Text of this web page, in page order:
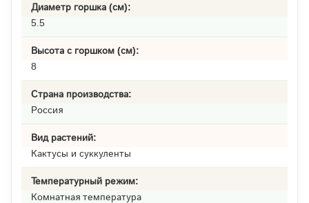
Диаметр горшка (см):
5.5
Высота с горшком (см):
8
Страна производства:
Россия
Вид растений:
Кактусы и суккуленты
Температурный режим:
Комнатная температура